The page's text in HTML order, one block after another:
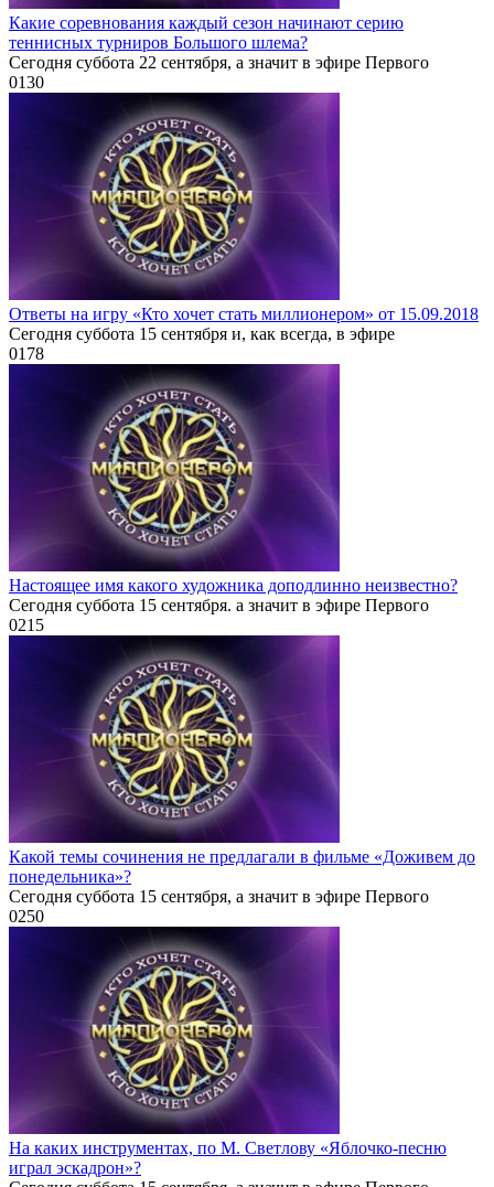
Какие соревнования каждый сезон начинают серию
теннисных турниров Большого шлема?
Сегодня суббота 22 сентября, а значит в эфире Первого
0130
Ответы на игру «Кто хочет стать миллионером» от 15.09.2018
Сегодня суббота 15 сентября и, как всегда, в эфире
0178
Настоящее имя какого художника доподлинно неизвестно?
Сегодня суббота 15 сентября. а значит в эфире Первого
0215
Какой темы сочинения не предлагали в фильме «Доживем до
понедельника»?
Сегодня суббота 15 сентября, а значит в эфире Первого
0250
На каких инструментах, по М. Светлову «Яблочко-песню
играл эскадрон»?